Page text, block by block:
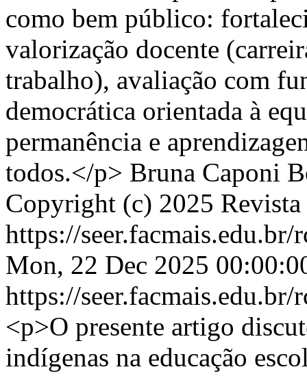
como bem público:
valorização docente
trabalho), avaliação com
democrática orientada à
permanência e
todos.</p> Bruna Caponi
Copyright (c) 2025
https://
Mon, 22 Dec 2025
https://
<p>O presente artigo
indígenas na educação